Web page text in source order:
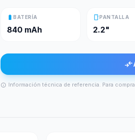
battery_fullBATERÍA
840 mAh
smartphonePANTALLA
2.2"
compare_arrows
info Información técnica de referencia. Para